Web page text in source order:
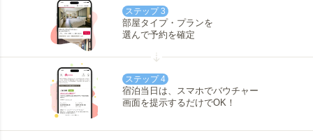
ステップ 3
部屋タイプ・プランを
選んで予約を確定
ステップ 4
宿泊当日は、スマホでバウチャー
画面を提示するだけでOK！